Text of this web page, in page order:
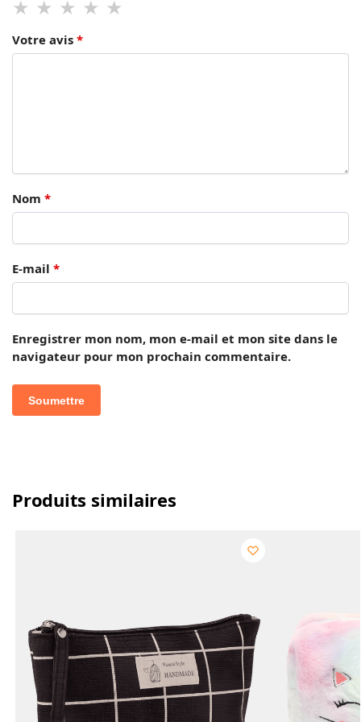
Votre avis *
Nom *
E-mail *
Enregistrer mon nom, mon e-mail et mon site dans le
navigateur pour mon prochain commentaire.
Produits similaires